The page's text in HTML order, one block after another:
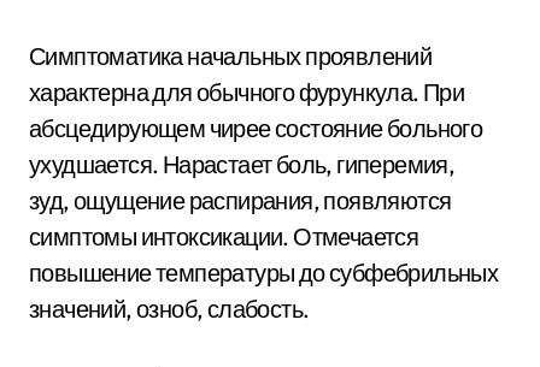
Симптоматика начальных проявлений
характерна для обычного фурункула. При
абсцедирующем чирее состояние больного
ухудшается. Нарастает боль, гиперемия,
зуд, ощущение распирания, появляются
симптомы интоксикации. Отмечается
повышение температуры до субфебрильных
значений, озноб, слабость.